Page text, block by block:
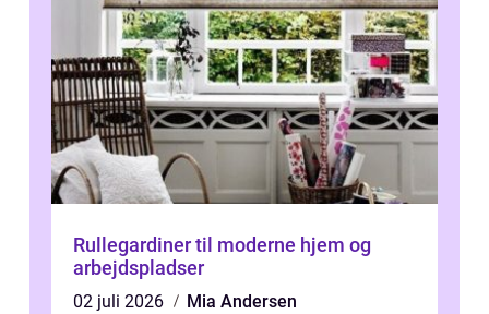
Rullegardiner til moderne hjem og
arbejdspladser
02 juli 2026
Mia Andersen